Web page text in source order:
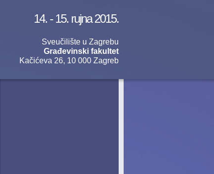
14. - 15. rujna 2015.
Sveučilište u Zagrebu
Građevinski fakultet
Kačićeva 26, 10 000 Zagreb